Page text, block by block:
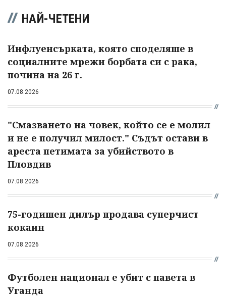
НАЙ-ЧЕТЕНИ
Инфлуенсърката, която споделяше в
социалните мрежи борбата си с рака,
почина на 26 г.
07.08.2026
"Смазването на човек, който се е молил
и не е получил милост." Съдът остави в
ареста петимата за убийството в
Пловдив
07.08.2026
75-годишен дилър продава суперчист
кокаин
07.08.2026
Футболен национал е убит с павета в
Уганда